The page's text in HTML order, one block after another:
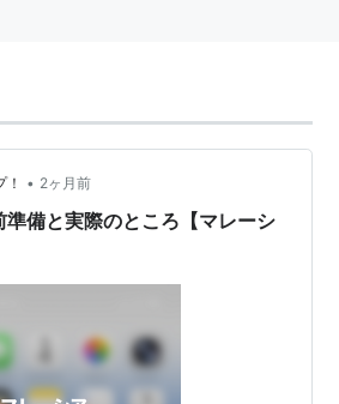
• 2ヶ月前
準備と実際のところ【マレーシ